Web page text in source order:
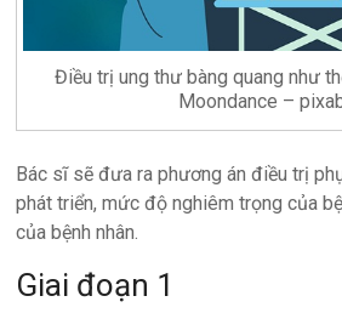
Điều trị ung thư bàng quang như
Moondance –
Bác sĩ sẽ đưa ra phương án điều trị
phát triển, mức độ nghiêm trọng của
của bệnh nhân.
Giai đoạn 1